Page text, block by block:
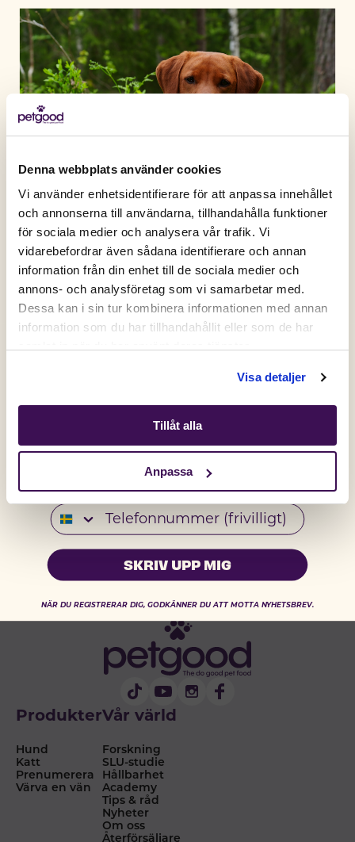
Denna webbplats använder cookies
Vi använder enhetsidentifierare för att anpassa innehållet
och annonserna till användarna, tillhandahålla funktioner
för sociala medier och analysera vår trafik. Vi
vidarebefordrar även sådana identifierare och annan
information från din enhet till de sociala medier och
annons- och analysföretag som vi samarbetar med.
Dessa kan i sin tur kombinera informationen med annan
information som du har tillhandahållit eller som de har
Visa detaljer
Tillåt alla
Anpassa
Active location:
Sweden
Currency: SEK
SELECT YOUR COUNTRY:
När börjar värvningsrabatten gälla?
Finns en maxgräns för hur mycket
värvningsrabatt jag kan få varje månad?
DU VERKAR SMART...
Skriv upp dig på vårt nyhetsbrev och få tips och
exklusiva erbjudanden för din bästa vän!
När du registrerar dig, godkänner du att motta nyhetsbrev.
Skriv upp mig
Produkter
Hund
Katt
Prenumerera
Värva en vän
Vår värld
Forskning
SLU-studie
Hållbarhet
Academy
Tips & råd
Nyheter
Om oss
Återförsäljare
Få 50% på ditt första köp💛
Signa upp dig på vårt nyhetsbrev och få din unika
Gäller nya kunder och dig som inte har handlat hos oss de
Telefonnummer
SKRIV UPP MIG
NÄR DU REGISTRERAR DIG, GODKÄNNER DU ATT MOTTA NYHETSBREV.